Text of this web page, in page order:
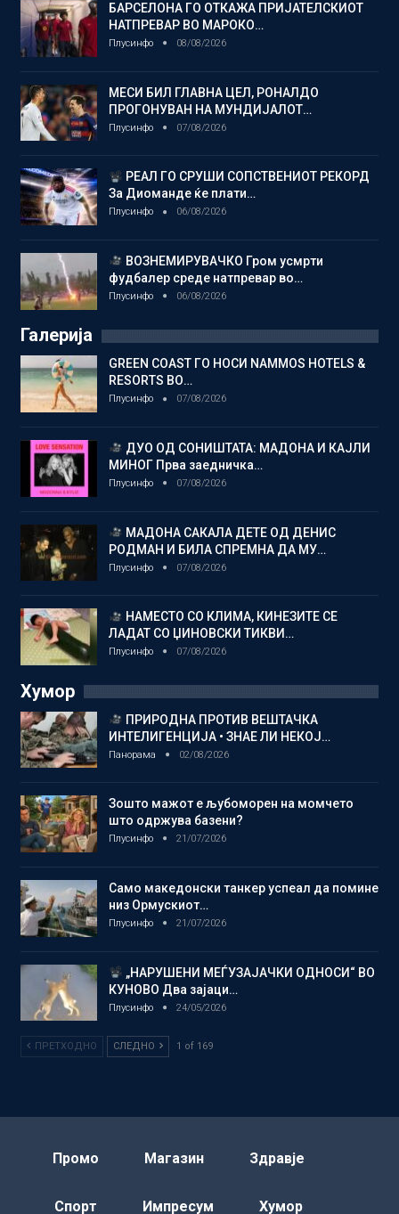
БАРСЕЛОНА ГО ОТКАЖА ПРИЈАТЕЛСКИОТ
НАТПРЕВАР ВО МАРОКО…
Плусинфо 08/08/2026
МЕСИ БИЛ ГЛАВНА ЦЕЛ, РОНАЛДО
ПРОГОНУВАН НА МУНДИЈАЛОТ…
Плусинфо 07/08/2026
РЕАЛ ГО СРУШИ СОПСТВЕНИОТ РЕКОРД
За Диоманде ќе плати…
Плусинфо 06/08/2026
ВОЗНЕМИРУВАЧКО Гром усмрти
фудбалер среде натпревар во…
Плусинфо 06/08/2026
Галерија
GREEN COAST ГО НОСИ NAMMOS HOTELS &
RESORTS ВО…
Плусинфо 07/08/2026
ДУО ОД СОНИШТАТА: МАДОНА И КАЈЛИ
МИНОГ Прва заедничка…
Плусинфо 07/08/2026
МАДОНА САКАЛА ДЕТЕ ОД ДЕНИС
РОДМАН И БИЛА СПРЕМНА ДА МУ…
Плусинфо 07/08/2026
НАМЕСТО СО КЛИМА, КИНЕЗИТЕ СЕ
ЛАДАТ СО ЏИНОВСКИ ТИКВИ…
Плусинфо 07/08/2026
Хумор
ПРИРОДНА ПРОТИВ ВЕШТАЧКА
ИНТЕЛИГЕНЦИЈА • ЗНАЕ ЛИ НЕКОЈ…
Панорама 02/08/2026
Зошто мажот е љубоморен на момчето
што одржува базени?
Плусинфо 21/07/2026
Само македонски танкер успеал да помине
низ Ормускиот…
Плусинфо 21/07/2026
„НАРУШЕНИ МЕЃУЗАЈАЧКИ ОДНОСИ“ ВО
КУНОВО Два зајаци…
Плусинфо 24/05/2026
ПРЕТХОДНО СЛЕДНО 1 of 169
Промо Магазин Здравје
Спорт Импресум Хумор